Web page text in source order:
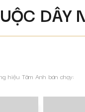
DÂY
hiệu Tâm Anh bán chạy: